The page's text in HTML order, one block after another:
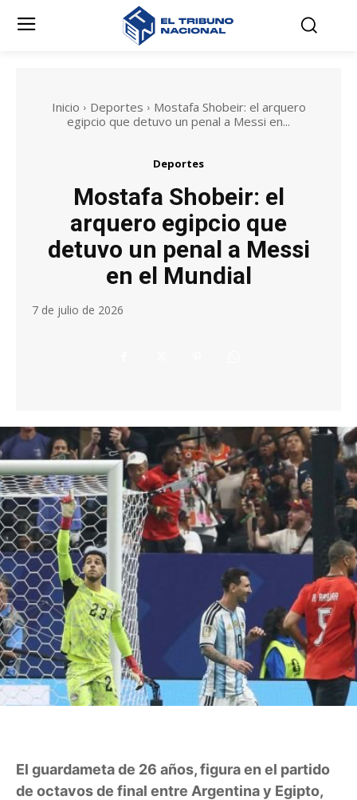
Inicio Deportes
Mostafa Shobeir: el arquero
egipcio que detuvo un penal a Messi en...
Deportes
Mostafa Shobeir: el
arquero egipcio que
detuvo un penal a Messi
en el Mundial
7 de julio de 2026
El guardameta de 26 años, figura en el partido
de octavos de final entre Argentina y Egipto,